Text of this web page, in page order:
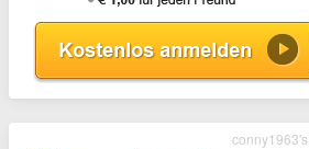
conny1963's